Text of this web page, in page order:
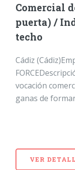
Comercial
puerta) /
techo
Cádiz
vocación
ganas de
VER